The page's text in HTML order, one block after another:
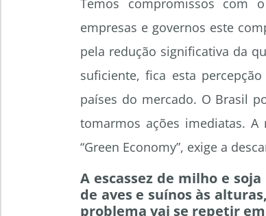
Temos compromissos com
empresas e governos este
pela redução significativa da
suficiente, fica esta
países do mercado. O Brasil
tomarmos ações imediatas.
“Green Economy”, exige a
A escassez de milho e
de aves e suínos às
problema vai se repetir em